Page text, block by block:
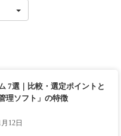
7選｜比較・選定ポイントと
理ソフト」の特徴
12日